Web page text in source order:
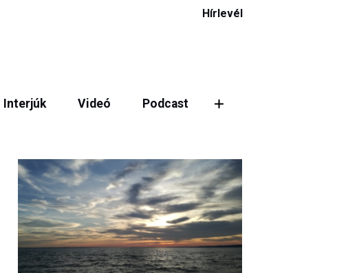
Hírlevél
Interjúk Videó Podcast
Megosztás